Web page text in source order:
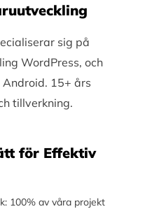
sig på
WordPress, och
15+ års
tillverkning.
för Effektiv
100% av våra projekt